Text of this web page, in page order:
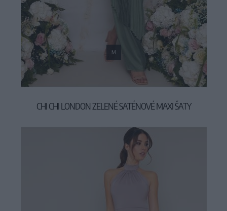
M
CHI CHI LONDON ZELENÉ SATÉNOVÉ MAXI ŠATY
119,00 €